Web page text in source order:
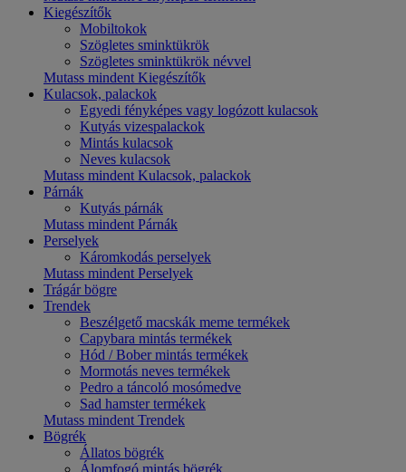
Kiegészítők
Mobiltokok
Szögletes sminktükrök
Szögletes sminktükrök névvel
Mutass mindent Kiegészítők
Kulacsok, palackok
Egyedi fényképes vagy logózott kulacsok
Kutyás vizespalackok
Mintás kulacsok
Neves kulacsok
Mutass mindent Kulacsok, palackok
Párnák
Kutyás párnák
Mutass mindent Párnák
Perselyek
Káromkodás perselyek
Mutass mindent Perselyek
Trágár bögre
Trendek
Beszélgető macskák meme termékek
Capybara mintás termékek
Hód / Bober mintás termékek
Mormotás neves termékek
Pedro a táncoló mosómedve
Sad hamster termékek
Mutass mindent Trendek
Bögrék
Állatos bögrék
Álomfogó mintás bögrék